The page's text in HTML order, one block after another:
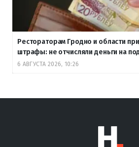
Рестораторам Гродно и области
штрафы: не отчисляли деньги на
6 АВГУСТА 2026, 10:26